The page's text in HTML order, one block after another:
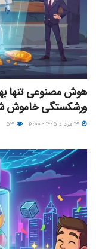
هوش مصنوعی تنها
ورشکستگی خاموش